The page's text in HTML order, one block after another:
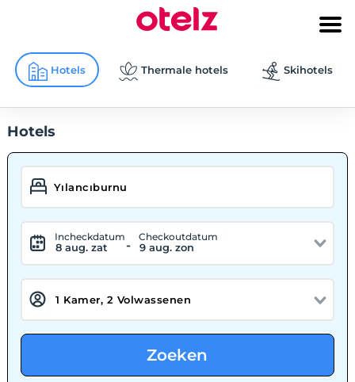
Hotels Thermale hotels Skihotels
Hotels
Incheckdatum
8 aug. zat -
Checkoutdatum
9 aug. zon
Zoeken